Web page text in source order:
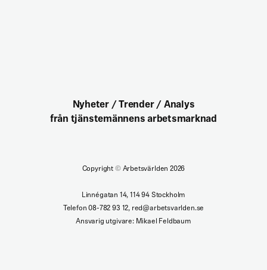
Nyheter / Trender / Analys
från tjänstemännens arbetsmarknad
Copyright ©Arbetsvärlden 2026
Linnégatan 14, 114 94 Stockholm
Telefon 08-782 93 12, red@arbetsvarlden.se
Ansvarig utgivare: Mikael Feldbaum